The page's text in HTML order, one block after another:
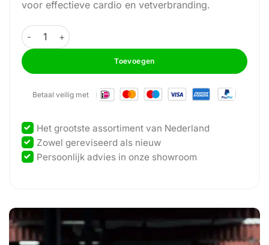
voor effectieve cardio en vetverbranding.
Technogym - Excite Run 600 - Loopband aantal
Toevoegen
Betaal veilig met
Het grootste assortiment van Nederland
Zowel gereviseerd als nieuw
Persoonlijk advies in onze showroom